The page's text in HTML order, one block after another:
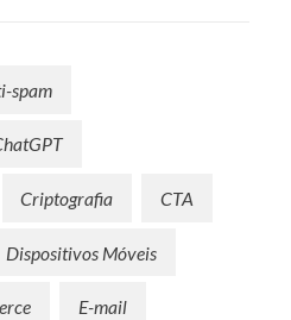
spam
Criptografia CTA
Dispositivos Móveis
E-mail